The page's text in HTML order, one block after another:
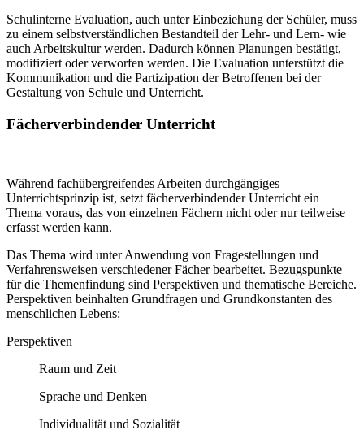
Schulinterne Evaluation, auch unter Einbeziehung der Schüler, muss
zu einem selbstverständlichen Bestandteil der Lehr- und Lern- wie
auch Arbeitskultur werden. Dadurch können Planungen bestätigt,
modifiziert oder verworfen werden. Die Evaluation unterstützt die
Kommunikation und die Partizipation der Betroffenen bei der
Gestaltung von Schule und Unterricht.
Fächerverbindender Unterricht
Während fachübergreifendes Arbeiten durchgängiges
Unterrichtsprinzip ist, setzt fächerverbindender Unterricht ein
Thema voraus, das von einzelnen Fächern nicht oder nur teilweise
erfasst werden kann.
Das Thema wird unter Anwendung von Fragestellungen und
Verfahrensweisen verschiedener Fächer bearbeitet. Bezugspunkte
für die Themenfindung sind Perspektiven und thematische Bereiche.
Perspektiven beinhalten Grundfragen und Grundkonstanten des
menschlichen Lebens:
Perspektiven
Raum und Zeit
Sprache und Denken
Individualität und Sozialität